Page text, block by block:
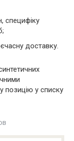
специфіку
доставку.
позицію у списку